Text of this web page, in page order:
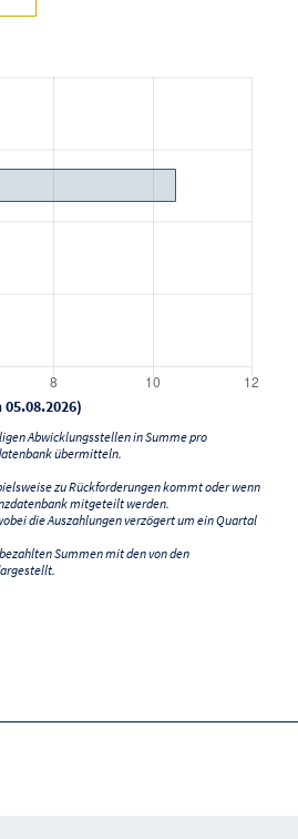
Abwicklungsstellen in Summe pro
übermitteln.
zu Rückforderungen kommt oder wenn
mitgeteilt werden.
die Auszahlungen verzögert um ein Quartal
Summen mit den von den